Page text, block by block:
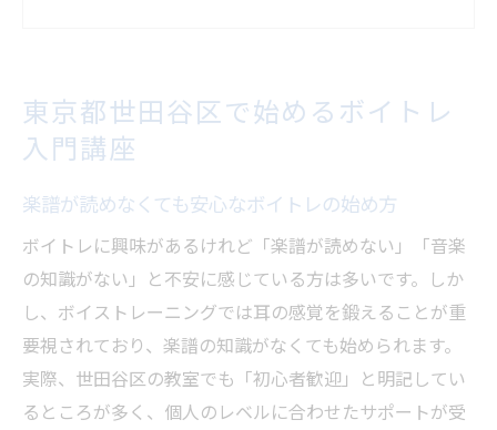
ンとは
楽譜の読み方も学べるボイトレの魅力を解
楽譜に自信がなくても楽しめるボイトレ法
耳を鍛えるボイトレで音感アップを目指そ
う
楽譜が読めない人向けボイトレ教室の選び
方
東京都世田谷区で始めるボイトレ
入門講座
楽譜が読めなくても安心なボイトレの始め方
ボイトレに興味があるけれど「楽譜が読めない」「音楽
の知識がない」と不安に感じている方は多いです。しか
し、ボイストレーニングでは耳の感覚を鍛えることが重
要視されており、楽譜の知識がなくても始められます。
実際、世田谷区の教室でも「初心者歓迎」と明記してい
るところが多く、個人のレベルに合わせたサポートが受